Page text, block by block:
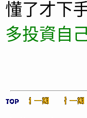
懂了才下
多投資自